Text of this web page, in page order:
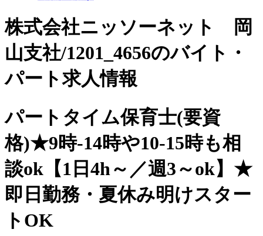
株式会社ニッソーネット 岡
山支社/1201_4656のバイト・
パート求人情報
パートタイム保育士(要資
格)★9時-14時や10-15時も相
談ok【1日4h～／週3～ok】★
即日勤務・夏休み明けスター
トOK